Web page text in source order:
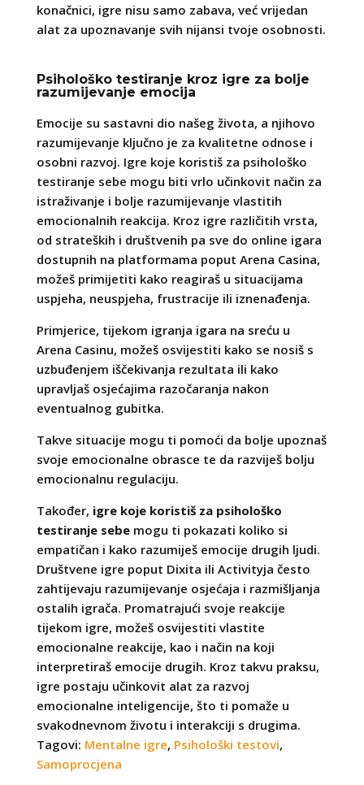
konačnici, igre nisu samo zabava, već vrijedan
alat za upoznavanje svih nijansi tvoje osobnosti.
Psihološko testiranje kroz igre za bolje
razumijevanje emocija
Emocije su sastavni dio našeg života, a njihovo
razumijevanje ključno je za kvalitetne odnose i
osobni razvoj. Igre koje koristiš za psihološko
testiranje sebe mogu biti vrlo učinkovit način za
istraživanje i bolje razumijevanje vlastitih
emocionalnih reakcija. Kroz igre različitih vrsta,
od strateških i društvenih pa sve do online igara
dostupnih na platformama poput Arena Casina,
možeš primijetiti kako reagiraš u situacijama
uspjeha, neuspjeha, frustracije ili iznenađenja.
Primjerice, tijekom igranja igara na sreću u
Arena Casinu, možeš osvijestiti kako se nosiš s
uzbuđenjem iščekivanja rezultata ili kako
upravljaš osjećajima razočaranja nakon
eventualnog gubitka.
Takve situacije mogu ti pomoći da bolje upoznaš
svoje emocionalne obrasce te da razviješ bolju
emocionalnu regulaciju.
Također, igre koje koristiš za psihološko
testiranje sebemogu ti pokazati koliko si
empatičan i kako razumiješ emocije drugih ljudi.
Društvene igre poput Dixita ili Activityja često
zahtijevaju razumijevanje osjećaja i razmišljanja
ostalih igrača. Promatrajući svoje reakcije
tijekom igre, možeš osvijestiti vlastite
emocionalne reakcije, kao i način na koji
interpretiraš emocije drugih. Kroz takvu praksu,
igre postaju učinkovit alat za razvoj
emocionalne inteligencije, što ti pomaže u
svakodnevnom životu i interakciji s drugima.
Tagovi: Mentalne igre, Psihološki testovi,
Samoprocjena